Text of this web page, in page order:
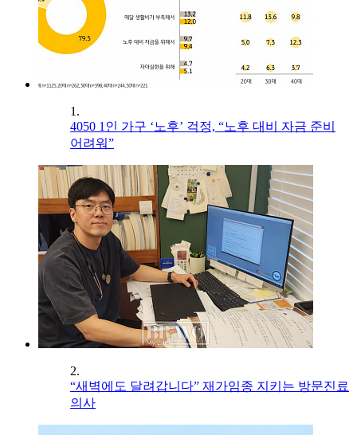
1.
4050 1인 가구 ‘노후’ 걱정, “노후 대비 자금 준비
어려워”
2.
“새벽에도 달려갑니다” 재가임종 지키는 방문진료
의사